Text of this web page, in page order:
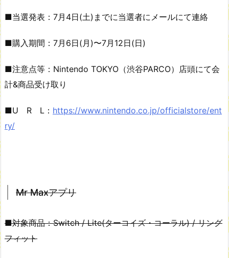
■当選発表：7月4日(土)までに当選者にメールにて連絡
■購入期間：7月6日(月)〜7月12日(日)
■注意点等：Nintendo TOKYO（渋谷PARCO）店頭にて会
計&商品受け取り
■U R L： https://www.nintendo.co.jp/officialstore/ent
ry/
Mr Maxアプリ
■対象商品：Switch / Lite(ターコイズ・コーラル) / リング
フィット